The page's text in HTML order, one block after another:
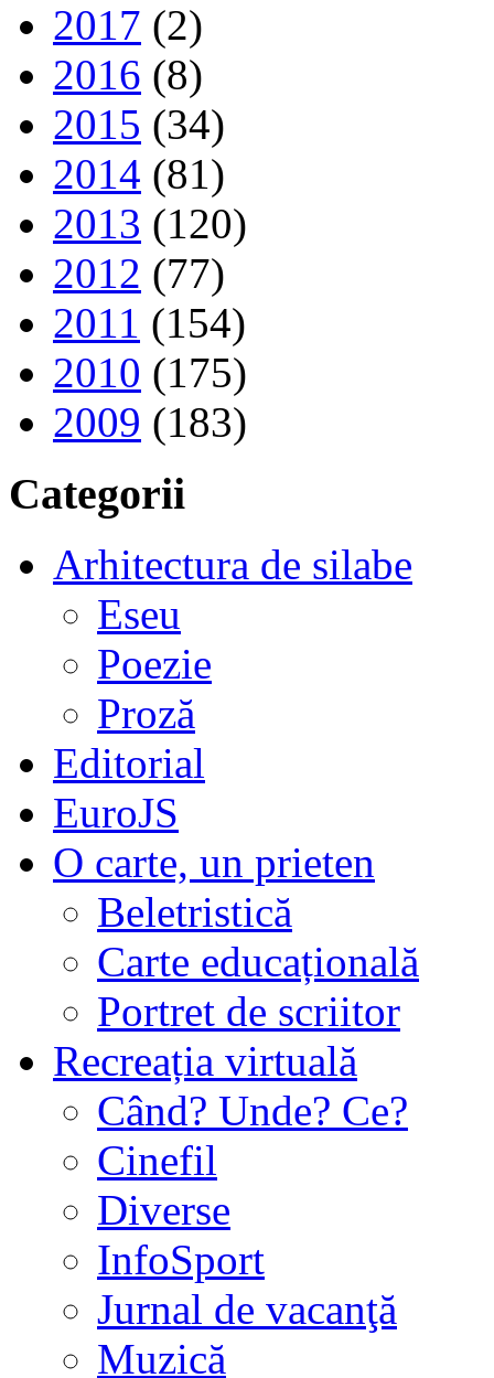
2017 (2)
2016 (8)
2015 (34)
2014 (81)
2013 (120)
2012 (77)
2011 (154)
2010 (175)
2009 (183)
Categorii
Arhitectura de silabe
Eseu
Poezie
Proză
Editorial
EuroJS
O carte, un prieten
Beletristică
Carte educațională
Portret de scriitor
Recreația virtuală
Când? Unde? Ce?
Cinefil
Diverse
InfoSport
Jurnal de vacanţă
Muzică